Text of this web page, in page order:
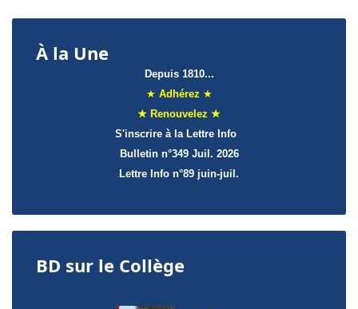
À la Une
Depuis 1810...
★ Adhérez ★
★ Renouvelez ★
S'inscrire à la Lettre Info
Bulletin n°349 Juil. 2026
Lettre Info n°89 juin-juil.
BD sur le Collège